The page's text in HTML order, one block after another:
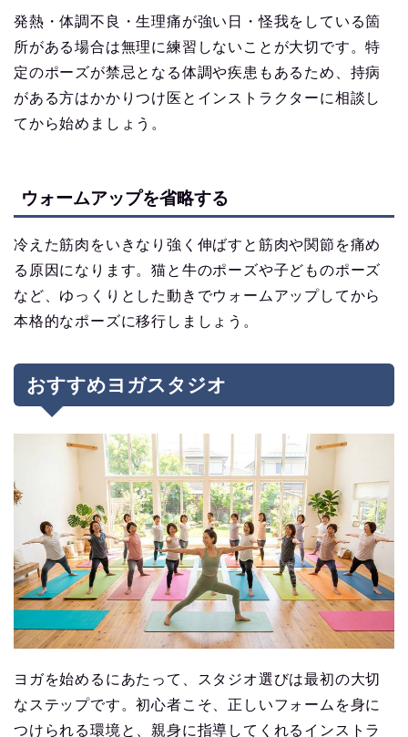
発熱・体調不良・生理痛が強い日・怪我をしている箇
所がある場合は無理に練習しないことが大切です。特
定のポーズが禁忌となる体調や疾患もあるため、持病
がある方はかかりつけ医とインストラクターに相談し
てから始めましょう。
ウォームアップを省略する
冷えた筋肉をいきなり強く伸ばすと筋肉や関節を痛め
る原因になります。猫と牛のポーズや子どものポーズ
など、ゆっくりとした動きでウォームアップしてから
本格的なポーズに移行しましょう。
おすすめヨガスタジオ
ヨガを始めるにあたって、スタジオ選びは最初の大切
なステップです。初心者こそ、正しいフォームを身に
つけられる環境と、親身に指導してくれるインストラ